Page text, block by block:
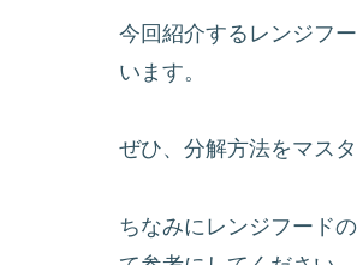
今回紹介するレンジフ
います。
ぜひ、分解方法をマス
ちなみにレンジフード